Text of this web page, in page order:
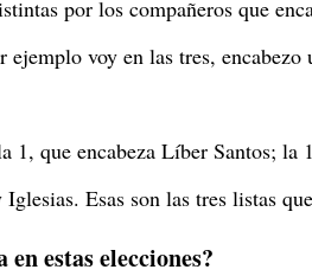
por los compañeros que
voy en las tres, encabezo
1, que encabeza Líber Santos; la
Esas son las tres listas
en estas elecciones?